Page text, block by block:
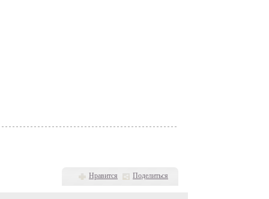
Нравится Поделиться